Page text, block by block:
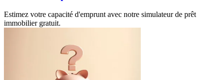
Estimez votre capacité d'emprunt avec notre simulateur de prêt
immobilier gratuit.